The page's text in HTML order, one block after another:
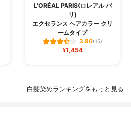
L'ORÉAL PARIS(ロレアル パ
リ)
エクセランス ヘアカラー クリ
ームタイプ
3.90(15)
¥1,454
白髪染めランキングをもっと見る